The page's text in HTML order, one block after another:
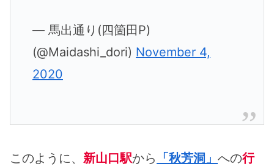
— 馬出通り(四箇田P)
(@Maidashi_dori) November 4,
2020
このように、 新山口駅から 「秋芳洞」 への行